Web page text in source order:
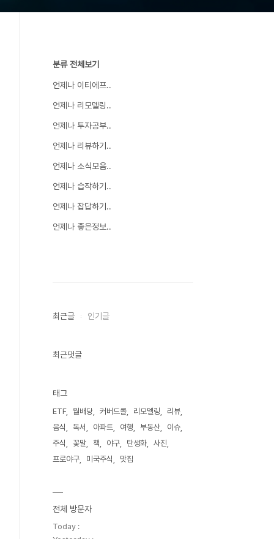
분류 전체보기
언제나 이티에프..
언제나 리모델링..
언제나 투자공부..
언제나 리뷰하기..
언제나 소식모음..
언제나 습작하기..
언제나 잡답하기..
언제나 좋은정보..
최근글 인기글
최근댓글
태그
ETF 월배당 커버드콜 리모델링
리뷰
음식
독서 아파트 여행 부동산
이슈
주식
꽃말 책 야구 탄생화
사진
프로야구
미국주식 맛집
전체 방문자
Today :